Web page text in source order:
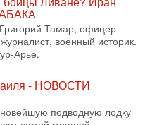
- НОВОСТИ
подводную лодку
самой мощной
Передача прошла на
у власти?
выборы в
Биньямин